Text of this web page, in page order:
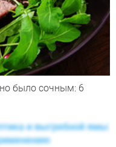
было сочным: 6